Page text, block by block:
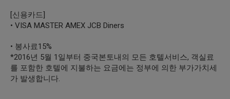
[신용카드]
• VISA MASTER AMEX JCB Diners
• 봉사료15%
*2016년 5월 1일부터 중국본토내의 모든 호텔서비스, 객실료
를 포함한 호텔에 지불하는 요금에는 정부에 의한 부가가치세
가 발생합니다.